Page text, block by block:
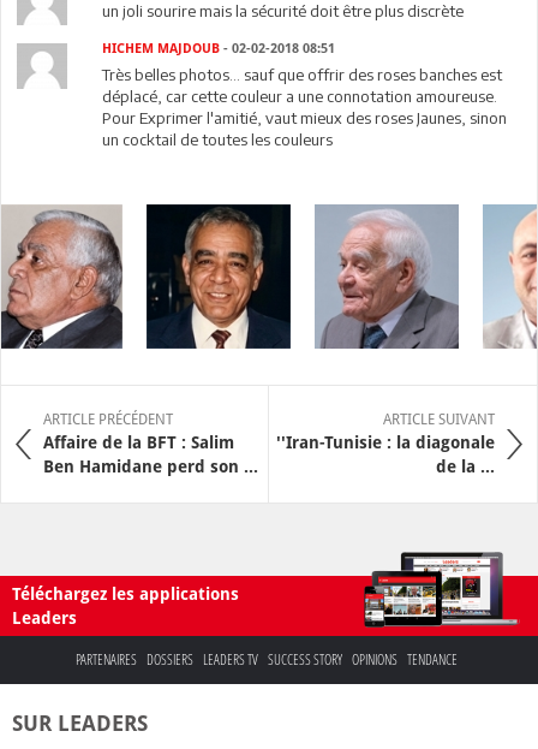
un joli sourire mais la sécurité doit être plus discrète
HICHEM MAJDOUB - 02-02-2018 08:51
Très belles photos... sauf que offrir des roses banches est
déplacé, car cette couleur a une connotation amoureuse.
Pour Exprimer l'amitié, vaut mieux des roses Jaunes, sinon
un cocktail de toutes les couleurs
ARTICLE PRÉCÉDENT
Affaire de la BFT : Salim
Ben Hamidane perd son ...
ARTICLE SUIVANT
''Iran-Tunisie : la diagonale
de la ...
Téléchargez les applications
Leaders
PARTENAIRES DOSSIERS LEADERS TV SUCCESS STORY OPINIONS TENDANCE
SUR LEADERS